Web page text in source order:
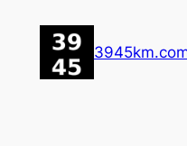
contenu